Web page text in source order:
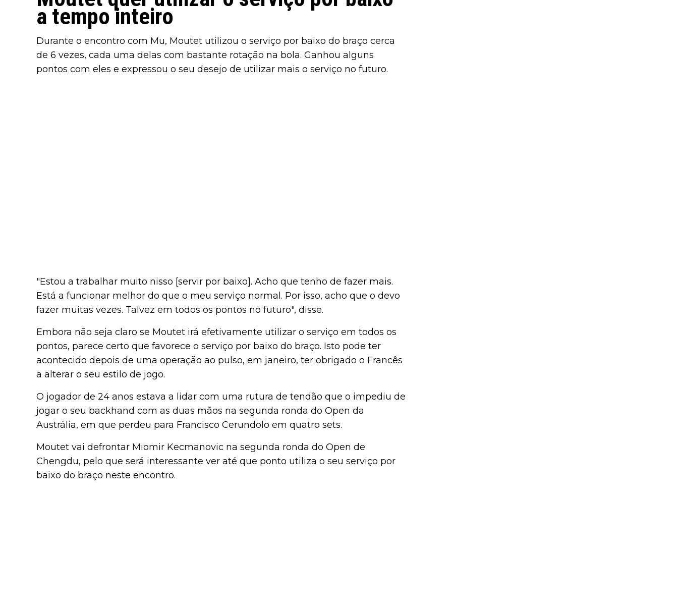
a tempo inteiro
Durante o encontro com Mu, Moutet utilizou o serviço por baixo do braço cerca
de 6 vezes, cada uma delas com bastante rotação na bola. Ganhou alguns
pontos com eles e expressou o seu desejo de utilizar mais o serviço no futuro.
"Estou a trabalhar muito nisso [servir por baixo]. Acho que tenho de fazer mais.
Está a funcionar melhor do que o meu serviço normal. Por isso, acho que o devo
fazer muitas vezes. Talvez em todos os pontos no futuro", disse.
Embora não seja claro se Moutet irá efetivamente utilizar o serviço em todos os
pontos, parece certo que favorece o serviço por baixo do braço. Isto pode ter
acontecido depois de uma operação ao pulso, em janeiro, ter obrigado o Francês
a alterar o seu estilo de jogo.
O jogador de 24 anos estava a lidar com uma rutura de tendão que o impediu de
jogar o seu backhand com as duas mãos na segunda ronda do Open da
Austrália, em que perdeu para Francisco Cerundolo em quatro sets.
Moutet vai defrontar Miomir Kecmanovic na segunda ronda do Open de
Chengdu, pelo que será interessante ver até que ponto utiliza o seu serviço por
baixo do braço neste encontro.